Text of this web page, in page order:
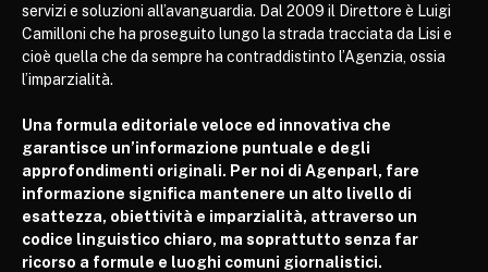
servizi e soluzioni all’avanguardia. Dal 2009 il Direttore è Luigi
Camilloni che ha proseguito lungo la strada tracciata da Lisi e
cioè quella che da sempre ha contraddistinto l’Agenzia, ossia
l’imparzialità.
Una formula editoriale veloce ed innovativa che
garantisce un’informazione puntuale e degli
approfondimenti originali. Per noi di Agenparl, fare
informazione significa mantenere un alto livello di
esattezza, obiettività e imparzialità, attraverso un
codice linguistico chiaro, ma soprattutto senza far
ricorso a formule e luoghi comuni giornalistici.